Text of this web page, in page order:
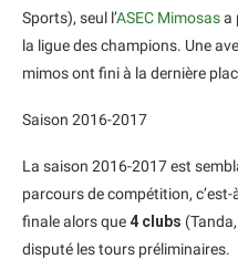
Sports), seul l’ASEC Mimosasa
la ligue des champions. Une
mimos ont fini à la dernière
Saison 2016-2017
La saison 2016-2017 est
parcours de compétition,
finale alors que4 clubs
disputé les tours préliminaires.